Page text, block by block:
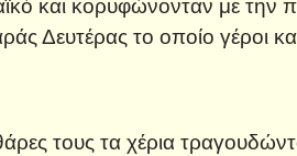
και κορυφώνονταν με την
Δευτέρας το οποίο γέροι
τους τα χέρια